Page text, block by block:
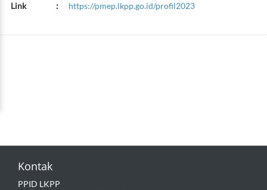
Link : https://pmep.lkpp.go.id/profil2023
Kontak
PPID LKPP